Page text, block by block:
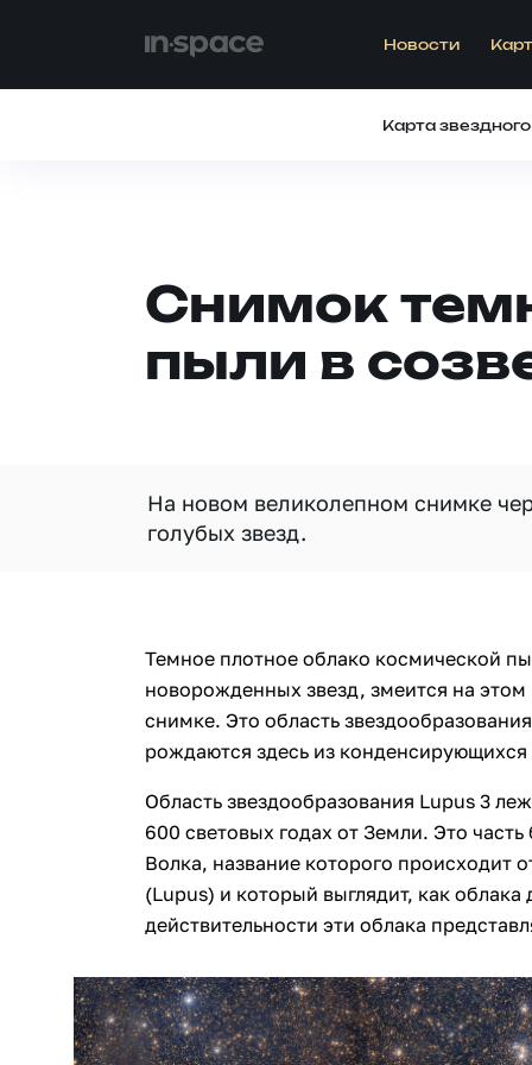
Новости
Карта
Снимок
пыли в
На новом великолепном снимке
голубых звезд.
Темное плотное облако космической
новорожденных звезд, змеится на
снимке. Это область
рождаются здесь из конденсирующихся
Область звездообразования Lupus 3
600 световых годах от Земли. Это
Волка, название которого происходит
(Lupus) и который выглядит, как
действительности эти облака